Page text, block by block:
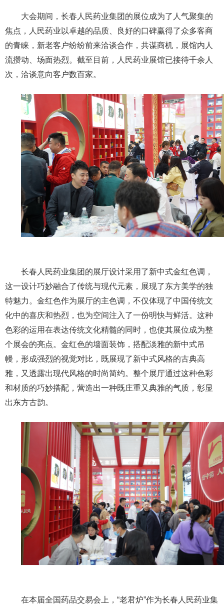
大会期间，长春人民药业集团的展位成为了人气聚集的
焦点，人民药业以卓越的品质、良好的口碑赢得了众多客商
的青睐，新老客户纷纷前来洽谈合作，共谋商机，展馆内人
流攒动、场面热烈。截至目前，人民药业展馆已接待千余人
次，洽谈意向客户数百家。
长春人民药业集团的展厅设计采用了新中式金红色调，
这一设计巧妙融合了传统与现代元素，展现了东方美学的独
特魅力。金红色作为展厅的主色调，不仅体现了中国传统文
化中的喜庆和热烈，也为空间注入了一份明快与鲜活。这种
色彩的运用在表达传统文化精髓的同时，也使其展位成为整
个展会的亮点。金红色的墙面装饰，搭配淡雅的新中式吊
幔，形成强烈的视觉对比，既展现了新中式风格的古典高
雅，又透露出现代风格的时尚简约。整个展厅通过这种色彩
和材质的巧妙搭配，营造出一种既庄重又典雅的气质，彰显
出东方古韵。
在本届全国药品交易会上，“老君炉”作为长春人民药业集